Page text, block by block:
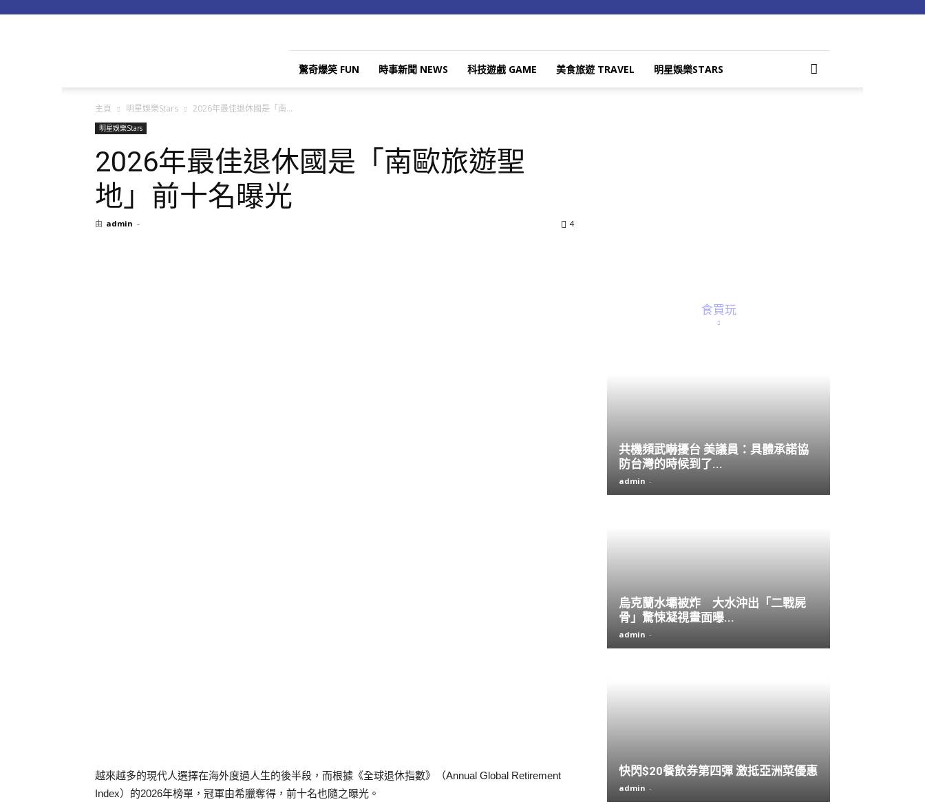
驚奇爆笑 FUN 時事新聞 NEWS 科技遊戲 GAME 美食旅遊 TRAVEL 明星娛樂STARS
主頁 明星娛樂Stars 2026年最佳退休國是「南...
明星娛樂Stars
2026年最佳退休國是「南歐旅遊聖
地」前十名曝光
由 admin - 4
越來越多的現代人選擇在海外度過人生的後半段，而根據《全球退休指數》（Annual Global Retirement
Index）的2026年榜單，冠軍由希臘奪得，前十名也隨之曝光。
食買玩
共機頻武嚇擾台 美議員：具體承諾協
防台灣的時候到了...
admin -
烏克蘭水壩被炸 大水沖出「二戰屍
骨」驚悚凝視畫面曝...
admin -
快閃$20餐飲券第四彈 激抵亞洲菜優惠
admin -